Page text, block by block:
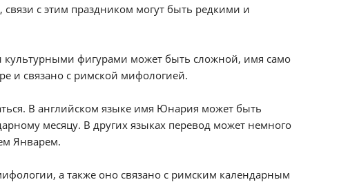
с этим праздником могут быть редкими и
фигурами может быть сложной, имя само
и связано с римской мифологией.
В английском языке имя Юнария может быть
месяцу. В других языках перевод может немного
Январем.
а также оно связано с римским календарным